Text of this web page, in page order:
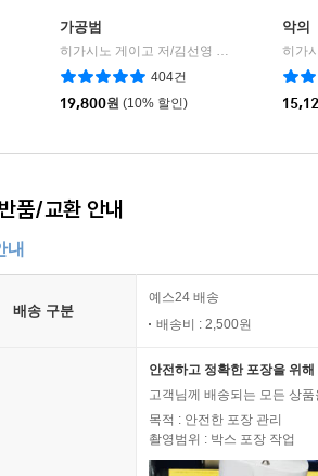
가공범
히가시노 게이고 저/김선영 역
404건
19,800원 (10% 할인)
악의
품/교환 안내
내
배송 구분
예스24 배송
배송비 : 2,500원
안전하고 정확한 포장을 위
고객님께 배송되는 모든 상
목적 : 안전한 포장 관리
촬영범위 : 박스 포장 작업